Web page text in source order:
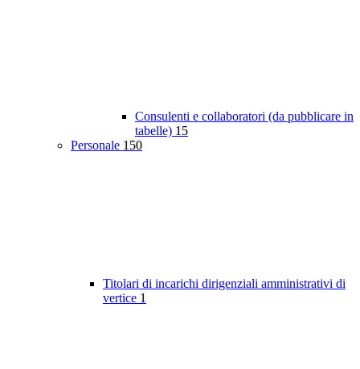
Consulenti e collaboratori (da pubblicare in
tabelle) 15
Personale 150
Titolari di incarichi dirigenziali amministrativi di
vertice 1